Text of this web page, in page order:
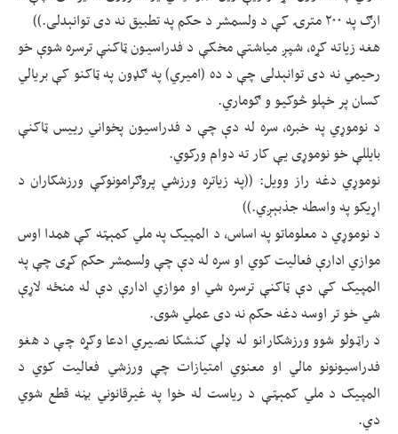
ارګ په ۲۰۰ مترۍ کې د ولسمشر د حکم په تطبیق نه دی توانېدلی.))
هغه زیاته کړه، شپږ میاشتې مخکې د فدراسیون ټاکنې ترسره شوې خو
رحیمي نه دی توانېدلی چې د ده (امیري) په ګډون په ټاکنو کې بریالي
کسان پر خپلو څوکیو و ګوماري.
د نوموړي په خبره، سره له دې چې د فدراسیون پخواني رییس ټاکنې
بایللې خو نوموړی یې کار ته دوام ورکوي.
نوموړي دغه راز وویل: ((په زیاتره ورزشي پروګرامونوکې ورزشکاران د
اړیکو په واسطه جذبېږي.))
د نوموړي د معلوماتو په اساس، د المپیک په ملي کمېټه کې همدا اوس
موازي ادارې فعالیت کوي او سره له دې چې ولسمشر حکم کړی چې په
المپیک کې دې ټاکنې ترسره شي او موازي ادارې دې له منځه لاړې
شي خو تر اوسه دغه حکم نه دی عملي شوی.
د راټولو شوو ورزشکارانو له ډلې کنشکا نصیري ادعا وکړه چې د هغو
فدراسیونونو مالي او معنوي امتیازات چې ورزشي فعالیت کوي د
المپیک د ملي کمېټې د ریاست له خوا په غیرقانوني بڼه قطع شوي
دي.